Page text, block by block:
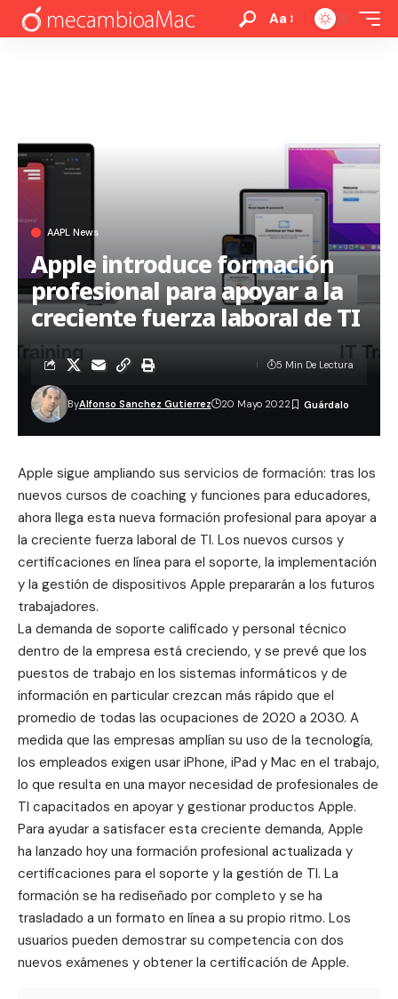
Aa
AAPL News
Apple introduce formación
profesional para apoyar a la
creciente fuerza laboral de TI
ByAlfonso Sanchez Gutierrez 20 Mayo 2022
5 Min De Lectura
Apple sigue ampliando sus servicios de formación: tras los
nuevos cursos de coaching y funciones para educadores,
ahora llega esta nueva formación profesional para apoyar a
la creciente fuerza laboral de TI. Los nuevos cursos y
certificaciones en línea para el soporte, la implementación
y la gestión de dispositivos Apple prepararán a los futuros
trabajadores.
La demanda de soporte calificado y personal técnico
dentro de la empresa está creciendo, y se prevé que los
puestos de trabajo en los sistemas informáticos y de
información en particular crezcan más rápido que el
promedio de todas las ocupaciones de 2020 a 2030. A
medida que las empresas amplían su uso de la tecnología,
los empleados exigen usar iPhone, iPad y Mac en el trabajo,
lo que resulta en una mayor necesidad de profesionales de
TI capacitados en apoyar y gestionar productos Apple.
Para ayudar a satisfacer esta creciente demanda, Apple
ha lanzado hoy una formación profesional actualizada y
certificaciones para el soporte y la gestión de TI. La
formación se ha rediseñado por completo y se ha
trasladado a un formato en línea a su propio ritmo. Los
usuarios pueden demostrar su competencia con dos
nuevos exámenes y obtener la certificación de Apple.